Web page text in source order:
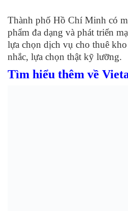
Thành phố Hồ Chí Minh có
phẩm đa dạng và phát triển
lựa chọn dịch vụ cho thuê
nhắc, lựa chọn thật kỹ lưỡng.
Tìm hiểu thêm về